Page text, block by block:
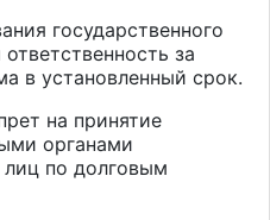
государственного
за
в установленный срок.
на принятие
органами
лиц по долговым